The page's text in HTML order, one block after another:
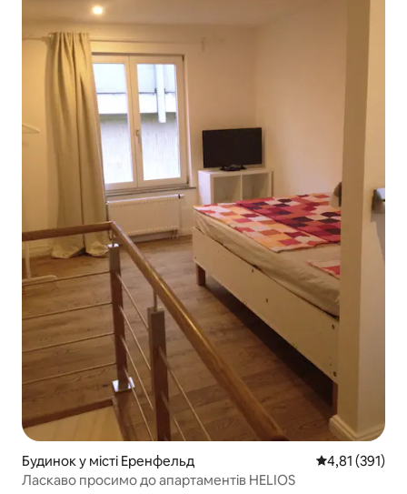
Будинок у місті Еренфельд Середня
4,81 (391)
Ласкаво просимо до апартаментів HELIOS